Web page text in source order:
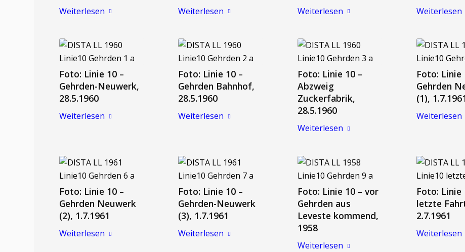
Weiterlesen Weiterlesen Weiterlesen Weiterlesen
Foto: Linie 10 –
Gehrden-Neuwerk,
28.5.1960
Weiterlesen
Foto: Linie 10 –
Gehrden Bahnhof,
28.5.1960
Weiterlesen
Foto: Linie 10 –
Abzweig
Zuckerfabrik,
28.5.1960
Weiterlesen
Foto: Linie
Gehrden
(1), 1.7.1961
Weiterlesen
Foto: Linie 10 –
Gehrden Neuwerk
(2), 1.7.1961
Weiterlesen
Foto: Linie 10 –
Gehrden-Neuwerk
(3), 1.7.1961
Weiterlesen
Foto: Linie 10 – vor
Gehrden aus
Leveste kommend,
1958
Weiterlesen
Foto: Linie
letzte
2.7.1961
Weiterlesen